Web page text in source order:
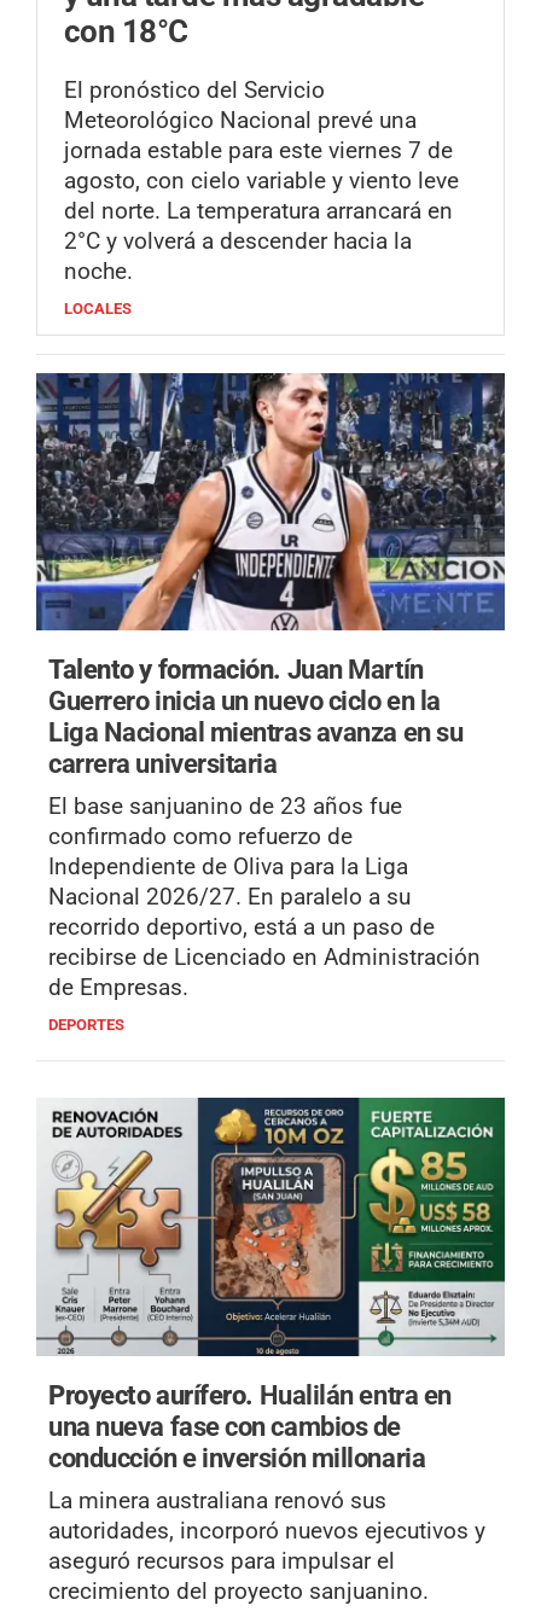
con 18°C
El pronóstico del Servicio
Meteorológico Nacional prevé una
jornada estable para este viernes 7 de
agosto, con cielo variable y viento leve
del norte. La temperatura arrancará en
2°C y volverá a descender hacia la
noche.
LOCALES
Talento y formación. Juan Martín
Guerrero inicia un nuevo ciclo en la
Liga Nacional mientras avanza en su
carrera universitaria
El base sanjuanino de 23 años fue
confirmado como refuerzo de
Independiente de Oliva para la Liga
Nacional 2026/27. En paralelo a su
recorrido deportivo, está a un paso de
recibirse de Licenciado en Administración
de Empresas.
DEPORTES
Proyecto aurífero. Hualilán entra en
una nueva fase con cambios de
conducción e inversión millonaria
La minera australiana renovó sus
autoridades, incorporó nuevos ejecutivos y
aseguró recursos para impulsar el
crecimiento del proyecto sanjuanino.